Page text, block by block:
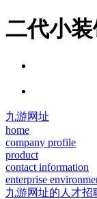
二代小
九游网址
home
company profile
product
contact information
enterprise
九游网址的人才招